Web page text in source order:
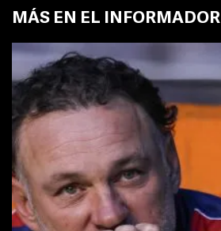
MÁS EN EL INFORMADOR